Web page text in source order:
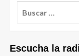
Escucha la